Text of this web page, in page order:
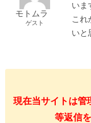
モトムラ
ゲスト
いま
これ
いと
現在当サイトは管
等返信